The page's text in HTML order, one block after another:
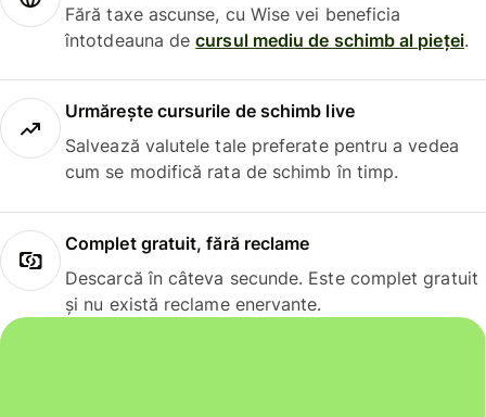
Fără taxe ascunse, cu Wise vei beneficia
întotdeauna decursul mediu de schimb al pieței.
Urmărește cursurile de schimb live
Salvează valutele tale preferate pentru a vedea
cum se modifică rata de schimb în timp.
Complet gratuit, fără reclame
Descarcă în câteva secunde. Este complet gratuit
și nu există reclame enervante.